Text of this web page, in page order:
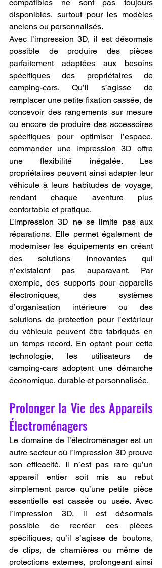
compatibles ne sont pas toujours
disponibles, surtout pour les modèles
anciens ou personnalisés.
Avec l’impression 3D, il est désormais
possible de produire des pièces
parfaitement adaptées aux besoins
spécifiques des propriétaires de
camping-cars. Qu’il s’agisse de
remplacer une petite fixation cassée, de
concevoir des rangements sur mesure
ou encore de produire des accessoires
spécifiques pour optimiser l’espace,
commander une impression 3D offre
une flexibilité inégalée. Les
propriétaires peuvent ainsi adapter leur
véhicule à leurs habitudes de voyage,
rendant chaque aventure plus
confortable et pratique.
L’impression 3D ne se limite pas aux
réparations. Elle permet également de
moderniser les équipements en créant
des solutions innovantes qui
n’existaient pas auparavant. Par
exemple, des supports pour appareils
électroniques, des systèmes
d’organisation intérieure ou des
solutions de protection pour l’extérieur
du véhicule peuvent être fabriqués en
un temps record. En optant pour cette
technologie, les utilisateurs de
camping-cars adoptent une démarche
économique, durable et personnalisée.
Prolonger la Vie des Appareils
Électroménagers
Le domaine de l’électroménager est un
autre secteur où l’impression 3D prouve
son efficacité. Il n’est pas rare qu’un
appareil entier soit mis au rebut
simplement parce qu’une petite pièce
essentielle est cassée ou usée. Avec
l’impression 3D, il est désormais
possible de recréer ces pièces
spécifiques, qu’il s’agisse de boutons,
de clips, de charnières ou même de
protections externes, prolongeant ainsi